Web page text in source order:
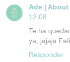
Ade |
12:08
Te ha
ya, jajaja
Responder